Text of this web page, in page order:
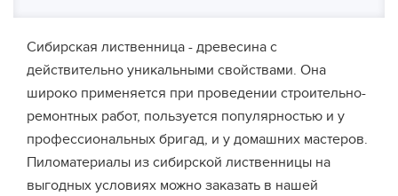
Сибирская лиственница - древесина с
действительно уникальными свойствами. Она
широко применяется при проведении строительно-
ремонтных работ, пользуется популярностью и у
профессиональных бригад, и у домашних мастеров.
Пиломатериалы из сибирской лиственницы на
выгодных условиях можно заказать в нашей